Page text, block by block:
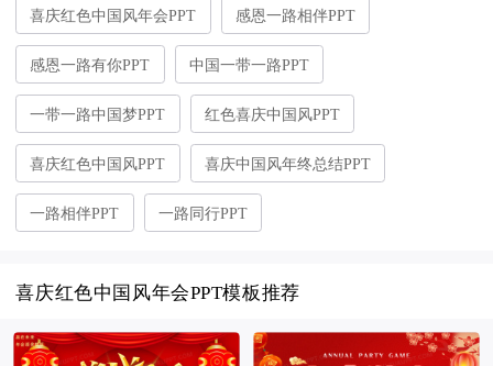
喜庆红色中国风年会PPT 感恩一路相伴PPT
感恩一路有你PPT 中国一带一路PPT
一带一路中国梦PPT 红色喜庆中国风PPT
喜庆红色中国风PPT 喜庆中国风年终总结PPT
一路相伴PPT 一路同行PPT
喜庆红色中国风年会PPT模板推荐